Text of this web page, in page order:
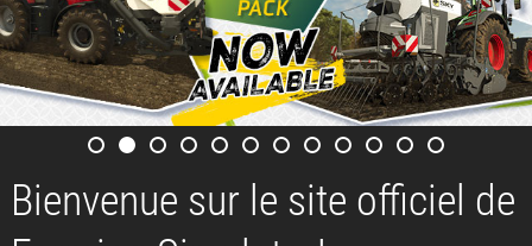
Bienvenue sur le site officiel de